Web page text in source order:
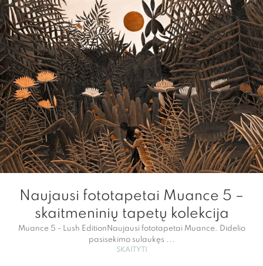
Naujausi fototapetai Muance 5 –
skaitmeninių tapetų kolekcija
Muance 5 - Lush EditionNaujausi fototapetai Muance. Didelio
pasisekimo sulaukęs ...
SKAITYTI